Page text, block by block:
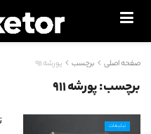
صفحه اصلی برچسب پورشه 911
برچسب:پورشه 911
تبلیغات